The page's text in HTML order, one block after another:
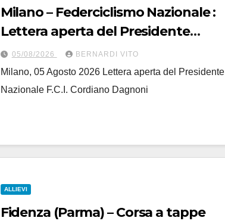
Milano – Federciclismo Nazionale :
Lettera aperta del Presidente
Cordiano Dagnoni
05/08/2026 BERNARDI VITO
Milano, 05 Agosto 2026 Lettera aperta del Presidente
Nazionale F.C.I. Cordiano Dagnoni
ALLIEVI
Fidenza (Parma) – Corsa a tappe